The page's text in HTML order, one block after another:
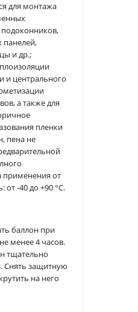
для монтажа
панелей,
и др.;
и центрального
а также для
пленки
пена не
применения от
от -40 до +90 °С.
баллон при
менее 4 часов.
тщательно
Снять защитную
на него